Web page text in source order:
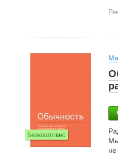
Безкоштовно